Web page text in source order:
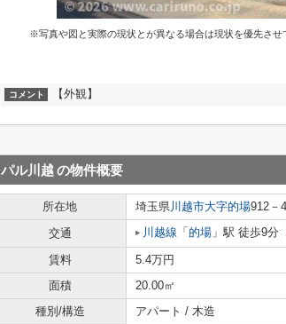
※写真や図と実際の現状とが異なる場合は現状を優先させ
コメント 【外観】
パル川越の物件概要
所在地 埼玉県川越市大字的場912－4
交通
川越線 「 的場 」駅 徒歩9分
賃料 5.4万円
面積
20.00㎡
種別/構造
アパート / 木造